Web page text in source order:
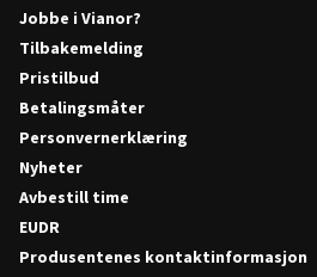
Jobbe i Vianor?
Tilbakemelding
Pristilbud
Betalingsmåter
Personvernerklæring
Nyheter
Avbestill time
EUDR
Produsentenes kontaktinformasjon